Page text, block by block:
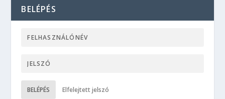
BELÉPÉS
BELÉPÉS Elfelejtett jelszó